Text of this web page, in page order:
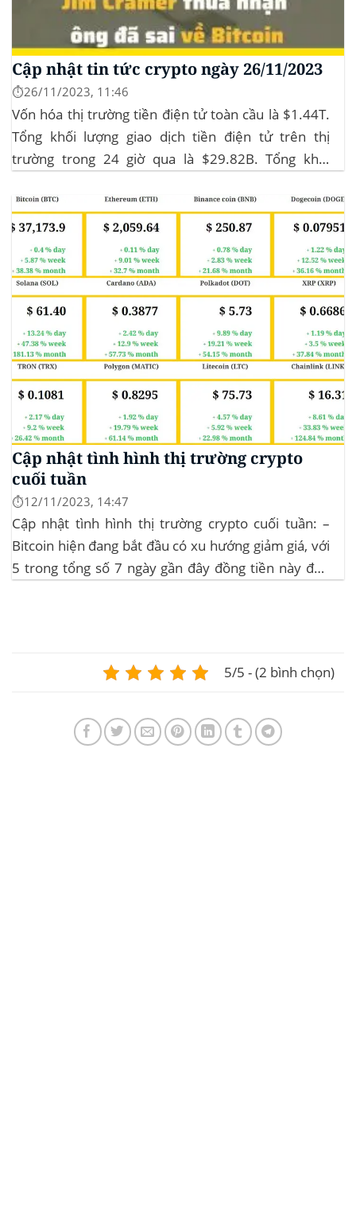
Cập nhật tin tức crypto ngày 26/11/2023
⏱️26/11/2023, 11:46
Vốn hóa thị trường tiền điện tử toàn cầu là $1.44T.
Tổng khối lượng giao dịch tiền điện tử trên thị
trường trong 24 giờ qua là $29.82B. Tổng khối
chiếm 11.77% tổng khối lượng giao dịch tiền điện tử
trong 24 giờ. Khối lượng giao dịch của...
Cập nhật tình hình thị trường crypto
cuối tuần
⏱️12/11/2023, 14:47
Cập nhật tình hình thị trường crypto cuối tuần: –
Bitcoin hiện đang bắt đầu có xu hướng giảm giá, với
5 trong tổng số 7 ngày gần đây đồng tiền này đều
5/5 - (2 bình chọn)